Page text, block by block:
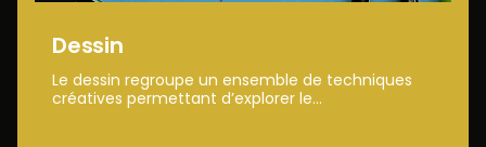
Dessin
Le dessin regroupe un ensemble de techniques
créatives permettant d’explorer le...